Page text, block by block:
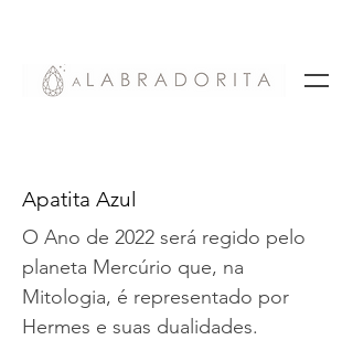
Apatita Azul
O Ano de 2022 será regido pelo
planeta Mercúrio que, na
Mitologia, é representado por
Hermes e suas dualidades.